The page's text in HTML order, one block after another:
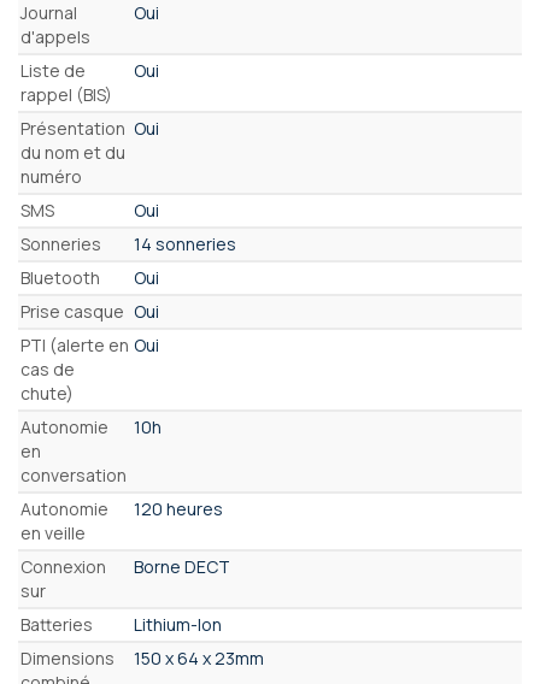
Journal
d'appels
Oui
Liste de
rappel (BIS)
Oui
Présentation
du nom et du
numéro
Oui
SMS
Oui
Sonneries
14 sonneries
Bluetooth
Oui
Prise casque Oui
PTI (alerte en
cas de
chute)
Oui
Autonomie
en
conversation
10h
Autonomie
en veille
120 heures
Connexion
sur
Borne DECT
Batteries
Lithium-Ion
Dimensions
150 x 64 x 23mm